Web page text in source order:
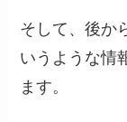
そして、後か
いうような情
ます。